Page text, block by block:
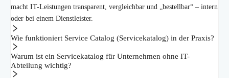
macht IT-Leistungen transparent, vergleichbar und „bestellbar“ – intern
oder bei einem Dienstleister.
Wie funktioniert Service Catalog (Servicekatalog) in der Praxis?
Warum ist ein Servicekatalog für Unternehmen ohne IT-
Abteilung wichtig?